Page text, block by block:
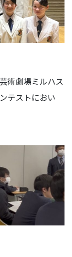
術劇場ミルハス
テストにおい